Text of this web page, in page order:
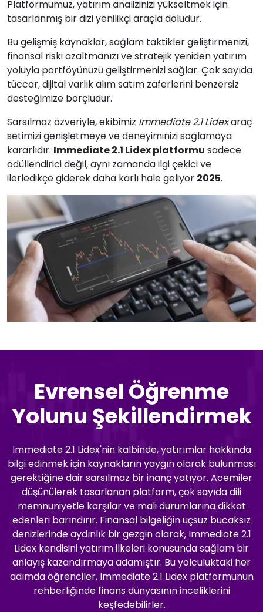
Platformumuz, yatırım analizinizi yükseltmek için
tasarlanmış bir dizi yenilikçi araçla doludur.
Bu gelişmiş kaynaklar, sağlam taktikler geliştirmenizi,
finansal riski azaltmanızı ve stratejik yeniden yatırım
yoluyla portföyünüzü geliştirmenizi sağlar. Çok sayıda
tüccar, dijital varlık alım satım zaferlerini benzersiz
desteğimize borçludur.
Sarsılmaz özveriyle, ekibimiz Immediate 2.1 Lidexaraç
setimizi genişletmeye ve deneyiminizi sağlamaya
kararlıdır. Immediate 2.1 Lidex platformu sadece
ödüllendirici değil, aynı zamanda ilgi çekici ve
ilerledikçe giderek daha karlı hale geliyor 2025.
Evrensel Öğrenme
Yolunu Şekillendirmek
Immediate 2.1 Lidex'nin kalbinde, yatırımlar hakkında
bilgi edinmek için kaynakların yaygın olarak bulunması
gerektiğine dair sarsılmaz bir inanç yatıyor. Acemiler
düşünülerek tasarlanan platform, çok sayıda dili
memnuniyetle karşılar ve mali durumlarına dikkat
edenleri barındırır. Finansal bilgeliğin uçsuz bucaksız
denizlerinde aydınlık bir gezgin olarak, Immediate 2.1
Lidex kendisini yatırım ilkeleri konusunda sağlam bir
anlayış kazandırmaya adamıştır. Bu yolculuktaki her
adımda öğrenciler, Immediate 2.1 Lidex platformunun
rehberliğinde finans dünyasının inceliklerini
keşfedebilirler.